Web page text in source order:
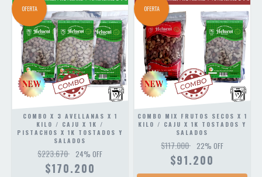
OFERTA
COMBO X 3 AVELLANAS X 1
KILO / CAJU X 1K /
PISTACHOS X 1K TOSTADOS Y
SALADOS
$223.670 24% OFF
$170.200
OFERTA
COMBO MIX FRUTOS SECOS X 1
KILO / CAJU X 1K TOSTADOS Y
SALADOS
$117.000 22% OFF
$91.200